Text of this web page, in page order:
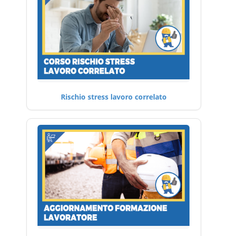
Rischio stress lavoro correlato